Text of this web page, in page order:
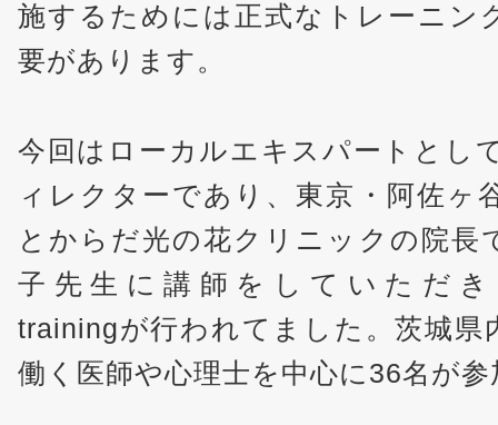
施するためには正式なトレーニン
要があります。
今回はローカルエキスパートとし
ィレクターであり、東京・阿佐ヶ
とからだ光の花クリニックの院長
子先生に講師をしていただき
trainingが行われてました。茨城県
働く医師や心理士を中心に36名が